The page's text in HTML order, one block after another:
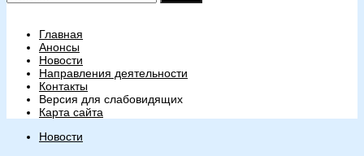
Главная
Анонсы
Новости
Направления деятельности
Контакты
Версия для слабовидящих
Карта сайта
Новости